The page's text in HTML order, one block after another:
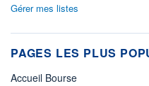
Gérer mes listes
PAGES LES PLUS
Accueil Bourse